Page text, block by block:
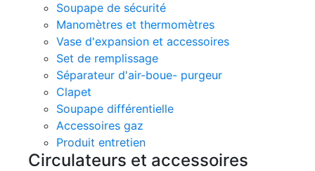
Soupape de sécurité
Manomètres et thermomètres
Vase d'expansion et accessoires
Set de remplissage
Séparateur d'air-boue- purgeur
Clapet
Soupape différentielle
Accessoires gaz
Produit entretien
Circulateurs et accessoires